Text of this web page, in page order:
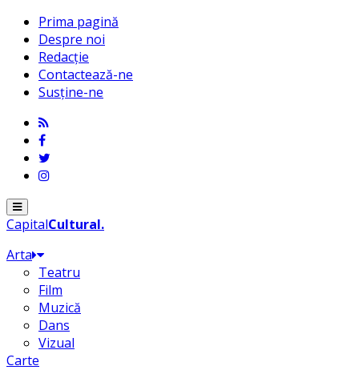
Prima pagină
Despre noi
Redacție
Contactează-ne
Susține-ne
Menu
CapitalCultural.
Arta
Teatru
Film
Muzică
Dans
Vizual
Carte